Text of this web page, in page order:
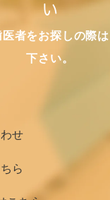
い
者をお探しの際
下さい。